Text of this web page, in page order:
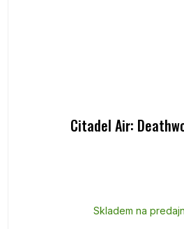
Citadel Air:
Skladem na